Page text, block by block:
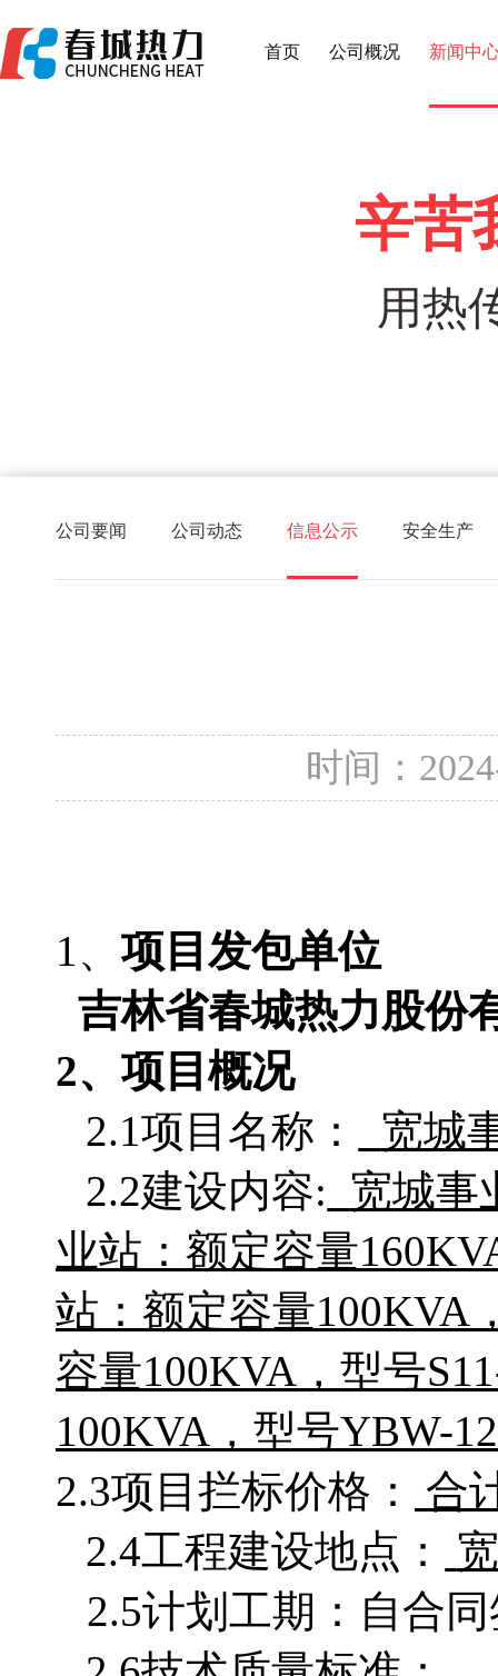
首页 公司概况 新闻中
辛苦
用热
公司要闻 公司动态 信息公示 安全生产
时间：
1、 项目发包单位
吉林省春城热力股份
2、项目概况
2.1项目名称：
宽城
2.2建设内容: 宽城事
业站：额定容量
站：额定容量100KVA
容量100KVA，型号
100KVA，型号YBW-
2.3项目拦标价格：
合
2.4工程建设地点：
2.5计划工期：自合